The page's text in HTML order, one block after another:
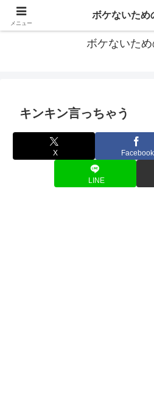
ゆる～く続ける音楽制作の
ボケないた
キンキン言っちゃう
X Facebook
LINE
メニュー
ボケないため